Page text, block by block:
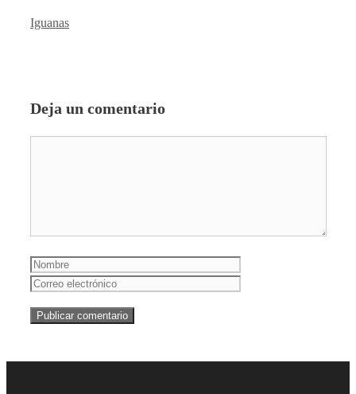
Categorías
Iguanas
Deja un comentario
Nombre